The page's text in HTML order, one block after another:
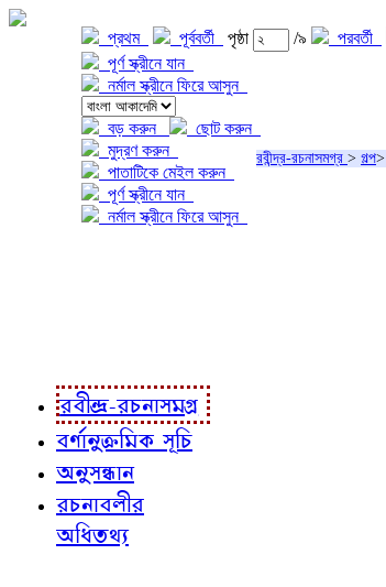
প্রথম পূর্ববর্তী পৃষ্ঠা /৯ পরবর্তী
পূর্ণ স্ক্রীনে যান
নর্মাল স্ক্রীনে ফিরে আসুন
বড় করুন
ছোট করুন
মুদ্রণ করুন
পাতাটিকে মেইল করুন
পূর্ণ স্ক্রীনে যান
নর্মাল স্ক্রীনে ফিরে আসুন
রবীন্দ্র-রচনাসমগ্র > গল্প>
রবীন্দ্র-রচনাসমগ্র
বর্ণানুক্রমিক সূচি
অনুসন্ধান
রচনাবলীর
অধিতথ্য